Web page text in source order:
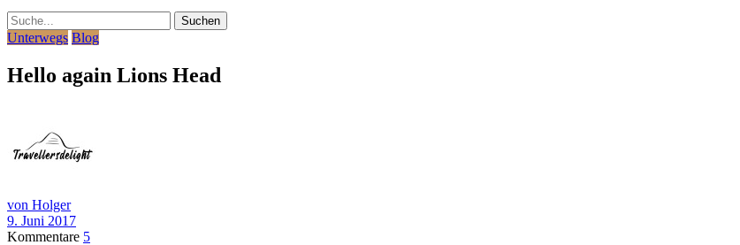
Suche
Unterwegs Blog
Hello again Lions Head
von Holger
9. Juni 2017
Kommentare 5